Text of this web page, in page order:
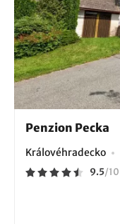
Penzion Pecka
Královéhradecko
9.5/10